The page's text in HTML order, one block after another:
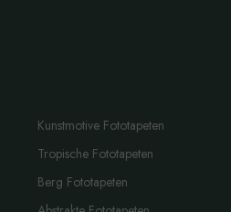
Kunstmotive Fototapeten
Tropische Fototapeten
Berg Fototapeten